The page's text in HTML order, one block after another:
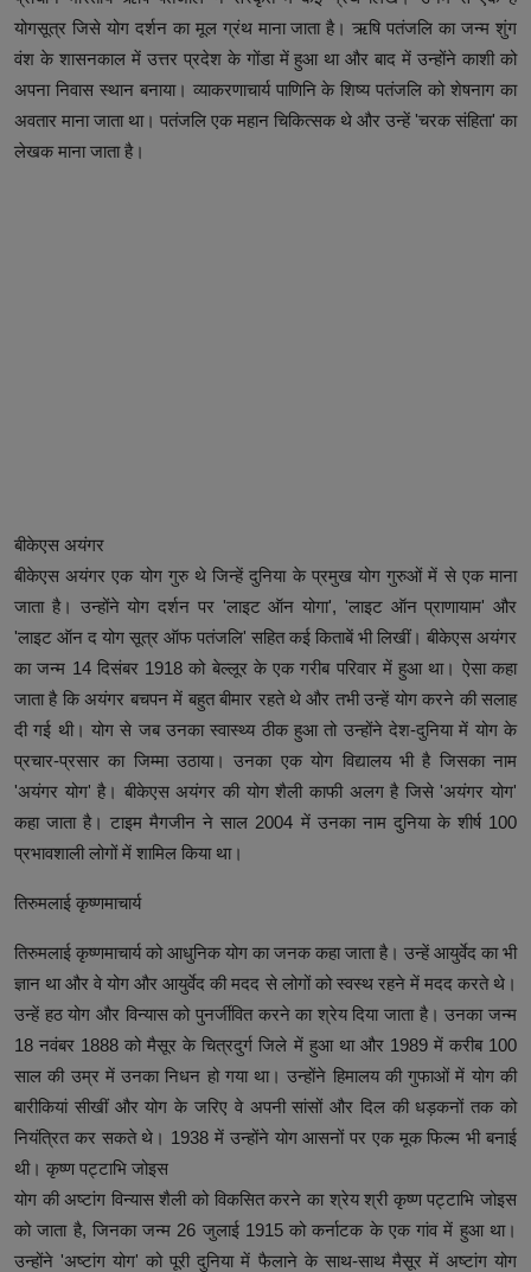
योगसूत्र जिसे योग दर्शन का मूल ग्रंथ माना जाता है। ऋषि पतंजलि का जन्म शुंग
वंश के शासनकाल में उत्तर प्रदेश के गोंडा में हुआ था और बाद में उन्होंने काशी को
अपना निवास स्थान बनाया। व्याकरणाचार्य पाणिनि के शिष्य पतंजलि को शेषनाग का
अवतार माना जाता था। पतंजलि एक महान चिकित्सक थे और उन्हें 'चरक संहिता' का
लेखक माना जाता है।
बीकेएस अयंगर
बीकेएस अयंगर एक योग गुरु थे जिन्हें दुनिया के प्रमुख योग गुरुओं में से एक माना
जाता है। उन्होंने योग दर्शन पर 'लाइट ऑन योगा', 'लाइट ऑन प्राणायाम' और
'लाइट ऑन द योग सूत्र ऑफ पतंजलि' सहित कई किताबें भी लिखीं। बीकेएस अयंगर
का जन्म 14 दिसंबर 1918 को बेल्लूर के एक गरीब परिवार में हुआ था। ऐसा कहा
जाता है कि अयंगर बचपन में बहुत बीमार रहते थे और तभी उन्हें योग करने की सलाह
दी गई थी। योग से जब उनका स्वास्थ्य ठीक हुआ तो उन्होंने देश-दुनिया में योग के
प्रचार-प्रसार का जिम्मा उठाया। उनका एक योग विद्यालय भी है जिसका नाम
'अयंगर योग' है। बीकेएस अयंगर की योग शैली काफी अलग है जिसे 'अयंगर योग'
कहा जाता है। टाइम मैगजीन ने साल 2004 में उनका नाम दुनिया के शीर्ष 100
प्रभावशाली लोगों में शामिल किया था।
तिरुमलाई कृष्णमाचार्य
तिरुमलाई कृष्णमाचार्य को आधुनिक योग का जनक कहा जाता है। उन्हें आयुर्वेद का भी
ज्ञान था और वे योग और आयुर्वेद की मदद से लोगों को स्वस्थ रहने में मदद करते थे।
उन्हें हठ योग और विन्यास को पुनर्जीवित करने का श्रेय दिया जाता है। उनका जन्म
18 नवंबर 1888 को मैसूर के चित्रदुर्ग जिले में हुआ था और 1989 में करीब 100
साल की उम्र में उनका निधन हो गया था। उन्होंने हिमालय की गुफाओं में योग की
बारीकियां सीखीं और योग के जरिए वे अपनी सांसों और दिल की धड़कनों तक को
नियंत्रित कर सकते थे। 1938 में उन्होंने योग आसनों पर एक मूक फिल्म भी बनाई
थी। कृष्ण पट्टाभि जोइस
योग की अष्टांग विन्यास शैली को विकसित करने का श्रेय श्री कृष्ण पट्टाभि जोइस
को जाता है, जिनका जन्म 26 जुलाई 1915 को कर्नाटक के एक गांव में हुआ था।
उन्होंने 'अष्टांग योग' को पूरी दुनिया में फैलाने के साथ-साथ मैसूर में अष्टांग योग